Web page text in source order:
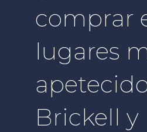
comprar
lugares
Brickell y